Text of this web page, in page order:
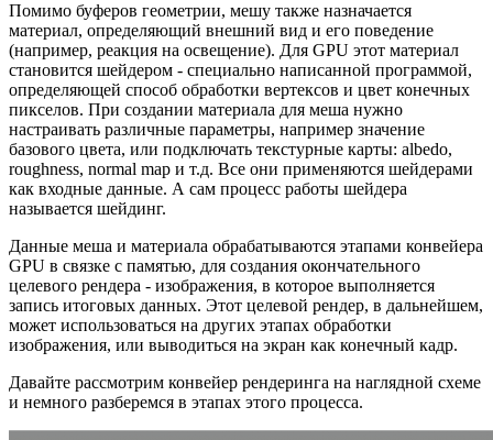
Помимо буферов геометрии, мешу также назначается
материал, определяющий внешний вид и его поведение
(например, реакция на освещение). Для GPU этот материал
становится шейдером - специально написанной программой,
определяющей способ обработки вертексов и цвет конечных
пикселов. При создании материала для меша нужно
настраивать различные параметры, например значение
базового цвета, или подключать текстурные карты: albedo,
roughness, normal map и т.д. Все они применяются шейдерами
как входные данные. А сам процесс работы шейдера
называется шейдинг.
Данные меша и материала обрабатываются этапами конвейера
GPU в связке с памятью, для создания окончательного
целевого рендера - изображения, в которое выполняется
запись итоговых данных. Этот целевой рендер, в дальнейшем,
может использоваться на других этапах обработки
изображения, или выводиться на экран как конечный кадр.
Давайте рассмотрим конвейер рендеринга на наглядной схеме
и немного разберемся в этапах этого процесса.